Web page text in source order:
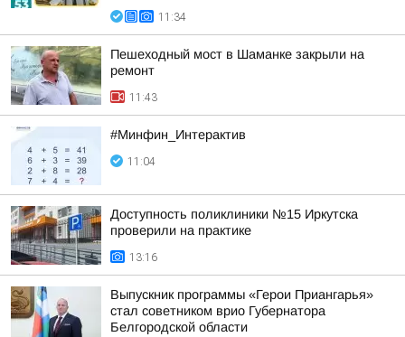
11:34
Пешеходный мост в Шаманке закрыли на
ремонт
11:43
#Минфин_Интерактив
11:04
Доступность поликлиники №15 Иркутска
проверили на практике
13:16
Выпускник программы «Герои Приангарья»
стал советником врио Губернатора
Белгородской области